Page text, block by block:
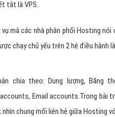
tắt là VPS.
mà các nhà phân phối Hosting
chạy chủ yếu trên 2 hệ điều hành
chia theo: Dung lượng, Băng
Email accounts.Trong
; nhìn chung mối liên hệ giữa Hosting